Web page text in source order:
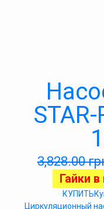
3,828.00
Гайки
КУПИТЬ
Циркуляционный